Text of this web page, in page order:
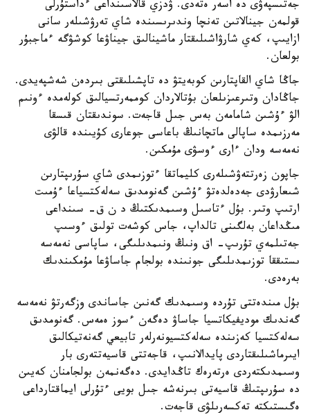
جەتىسپەۋى دە اسەر ەتەدى. ۋدزي قالاسىنداعى ءداستۇرلى
قولمەن جينالاتىن تەنچا وندىرىسىندە شاي تەرۋشىلەر سانى
ازايىپ، كەي شارۋاشىلىقتار ماشينالىق جيناۋعا كوشۋگە ءماجبۇر
بولعان.
جاڭا شاي القاپتارىن كوبەيتۋ دە تاپشىلىقتى بىردەن شەشپەيدى.
جاڭادان وتىرعىزىلعان بۇتالاردان كوممەرتسيالىق كولەمدە ءونىم
الۋ ءۇشىن شامامەن بەس جىل قاجەت. سوندىقتان قىسقا
مەرزىمدە ساپالى ماتچانىڭ باعاسى جوعارى كۇيىندە قالۋى
نەمەسە ودان ءارى ءوسۋى مۇمكىن.
جاپون زەرتتەۋشىلەرى كليماتقا ءتوزىمدى شاي سۇرىپتارىن
شىعارۋدى جەدەلدەتۋ ءۇشىن گەنومدىق سەلەكتسياعا ءۇمىت
ارتىپ وتىر. بۇل ءتاسىل وسىمدىكتىڭ د ن ق- سىنداعى
مىڭداعان بەلگىنى تالداپ، جاس كوشەت تولىق ءوسىپ
جەتىلمەي تۇرىپ- اق ونىڭ ونىمدىلىگى، ساپاسى نەمەسە
ىستىققا توزىمدىلىگى جونىندە بولجام جاساۋعا مۇمكىندىك
بەرەدى.
بۇل مىندەتتى تۇردە وسىمدىك گەنىن جاساندى وزگەرتۋ نەمەسە
گەندىك موديفيكاتسيا جاساۋ دەگەن ءسوز ەمەس. گەنومدىق
سەلەكتسيا كەزىندە سەلەكتسيونەرلەر تابيعي گەنەتيكالىق
ايىرماشىلىقتاردى پايدالانىپ، قاجەتتى قاسيەتتەرى بار
وسىمدىكتەردى ەرتەرەك تاڭدايدى. دەگەنمەن بولجامنان كەيىن
دە سۇرىپتىڭ قاسيەتى بىرنەشە جىل بويى ءتۇرلى ايماقتارداعى
ەگىستىكتە تەكسەرىلۋى قاجەت.